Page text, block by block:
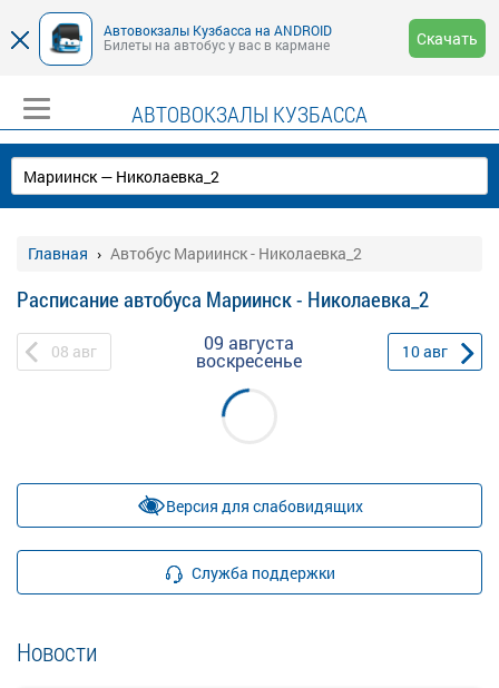
Автовокзалы Кузбасса на ANDROID
Билеты на автобус у вас в кармане
Скачать
АВТОВОКЗАЛЫ КУЗБАССА
Главная Автобус Мариинск - Николаевка_2
Расписание автобуса Мариинск - Николаевка_2
08 авг 09 августа
воскресенье 10авг
Версия для слабовидящих
Служба поддержки
Новости